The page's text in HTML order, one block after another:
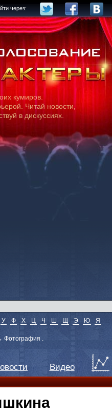
через:
кумиров.
Читай новости,
в дискуссиях.
У Ф Х Ц Ч Ш Щ Э Ю Я
Фотография .
Видео